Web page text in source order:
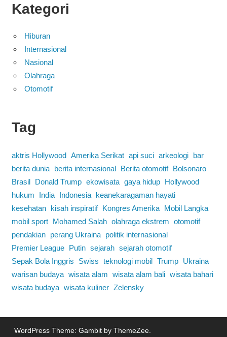
Kategori
Hiburan
Internasional
Nasional
Olahraga
Otomotif
Tag
aktris Hollywood Amerika Serikat api suci arkeologi
bar
berita dunia
berita internasional Berita otomotif
Bolsonaro
Brasil
Donald Trump ekowisata gaya hidup
Hollywood
hukum
India Indonesia
keanekaragaman hayati
kesehatan
kisah inspiratif Kongres Amerika
Mobil Langka
mobil sport
Mohamed Salah olahraga ekstrem otomotif
pendakian
perang Ukraina
politik internasional
Premier League
Putin sejarah sejarah otomotif
Sepak Bola Inggris
Swiss teknologi mobil Trump
Ukraina
warisan budaya wisata alam wisata alam bali wisata bahari
wisata budaya wisata kuliner Zelensky
WordPress Theme: Gambit by ThemeZee.